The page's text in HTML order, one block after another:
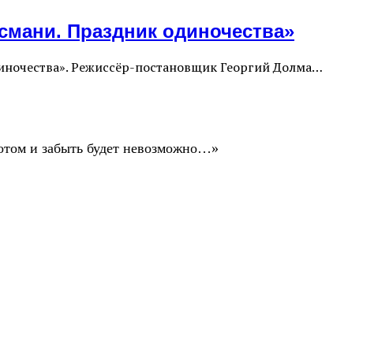
Праздник одиночества»
Режиссёр-постановщик Георгий Долма…
и забыть будет невозможно…»